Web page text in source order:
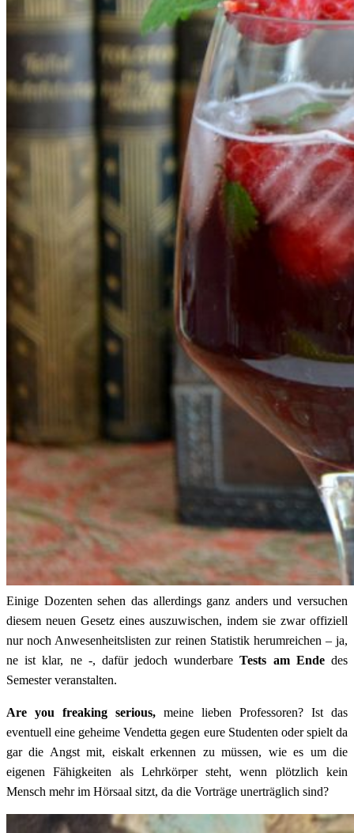
Einige Dozenten sehen das allerdings ganz anders und versuchen
diesem neuen Gesetz eines auszuwischen, indem sie zwar offiziell
nur noch Anwesenheitslisten zur reinen Statistik herumreichen – ja,
ne ist klar, ne -, dafür jedoch wunderbareTests am Endedes
Semester veranstalten.
Are you freaking serious, meine lieben Professoren? Ist das
eventuell eine geheime Vendetta gegen eure Studenten oder spielt da
gar die Angst mit, eiskalt erkennen zu müssen, wie es um die
eigenen Fähigkeiten als Lehrkörper steht, wenn plötzlich kein
Mensch mehr im Hörsaal sitzt, da die Vorträge unerträglich sind?